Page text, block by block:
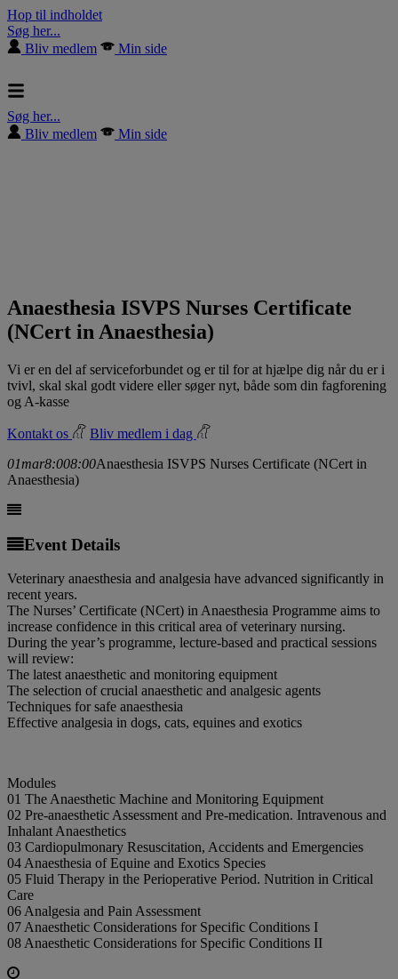
Hop til indholdet
Søg her...
Bliv medlem
Min side
Søg her...
Bliv medlem
Min side
Anaesthesia ISVPS Nurses Certificate
(NCert in Anaesthesia)
Vi er en del af serviceforbundet og er til for at hjælpe dig når du er i
tvivl, skal skal godt videre eller søger nyt, både som din fagforening
og A-kasse
Kontakt os
Bliv medlem i dag
01mar8:008:00Anaesthesia ISVPS Nurses Certificate (NCert in
Anaesthesia)
Event Details
Veterinary anaesthesia and analgesia have advanced significantly in
recent years.
The Nurses’ Certificate (NCert) in Anaesthesia Programme aims to
increase confidence in this critical area of veterinary nursing.
During the year’s programme, lecture-based and practical sessions
will review:
The latest anaesthetic and monitoring equipment
The selection of crucial anaesthetic and analgesic agents
Techniques for safe anaesthesia
Effective analgesia in dogs, cats, equines and exotics
Modules
01 The Anaesthetic Machine and Monitoring Equipment
02 Pre-anaesthetic Assessment and Pre-medication. Intravenous and
Inhalant Anaesthetics
03 Cardiopulmonary Resuscitation, Accidents and Emergencies
04 Anaesthesia of Equine and Exotics Species
05 Fluid Therapy in the Perioperative Period. Nutrition in Critical
Care
06 Analgesia and Pain Assessment
07 Anaesthetic Considerations for Specific Conditions I
08 Anaesthetic Considerations for Specific Conditions II